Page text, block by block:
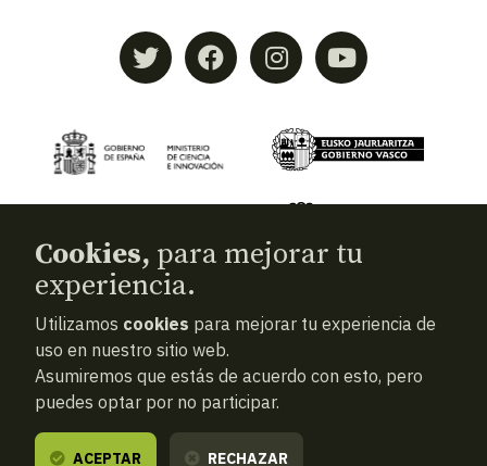
© 2026Aranzadi — Zientzia elkartea
Términos y condiciones
Política de privacidad
Cookies
Cookies, para mejorar tu
experiencia.
Utilizamos cookies para mejorar tu experiencia de
uso en nuestro sitio web.
Asumiremos que estás de acuerdo con esto, pero
puedes optar por no participar.
ACEPTAR RECHAZAR